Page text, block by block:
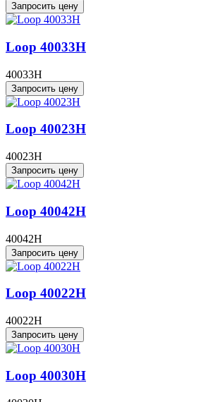
Запросить цену
Loop 40033H
40033H
Запросить цену
Loop 40023H
40023H
Запросить цену
Loop 40042H
40042H
Запросить цену
Loop 40022H
40022H
Запросить цену
Loop 40030H